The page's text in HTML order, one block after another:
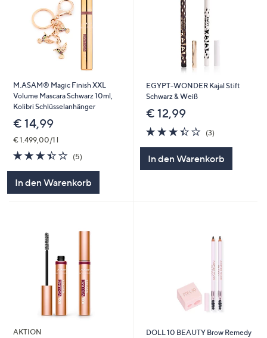
M.ASAM® Magic Finish XXL
Volume Mascara Schwarz 10ml,
Kolibri Schlüsselanhänger
€ 14,99
€ 1.499,00/1 l
3.4
von
(5)5
In den Warenkorb
EGYPT-WONDER Kajal Stift
Schwarz & Weiß
€ 12,99
3.3
von
(3)3
In den Warenkorb
AKTION
DOLL 10 BEAUTY Brow Remedy